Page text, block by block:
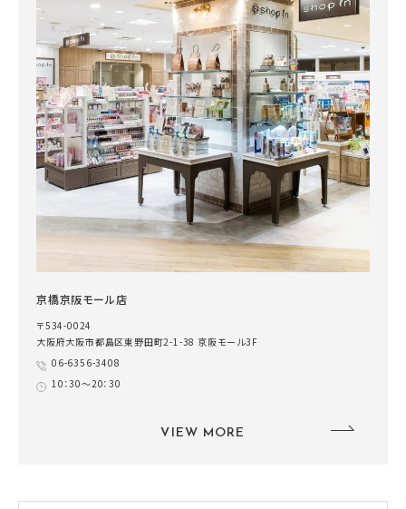
京橋京阪モール店
〒534-0024
大阪府大阪市都島区東野田町2-1-38 京阪モール3F
06-6356-3408
10：30～20：30
VIEW MORE